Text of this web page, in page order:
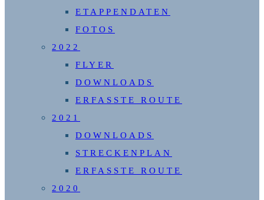
ETAPPENDATEN
FOTOS
2022
FLYER
DOWNLOADS
ERFASSTE ROUTE
2021
DOWNLOADS
STRECKENPLAN
ERFASSTE ROUTE
2020